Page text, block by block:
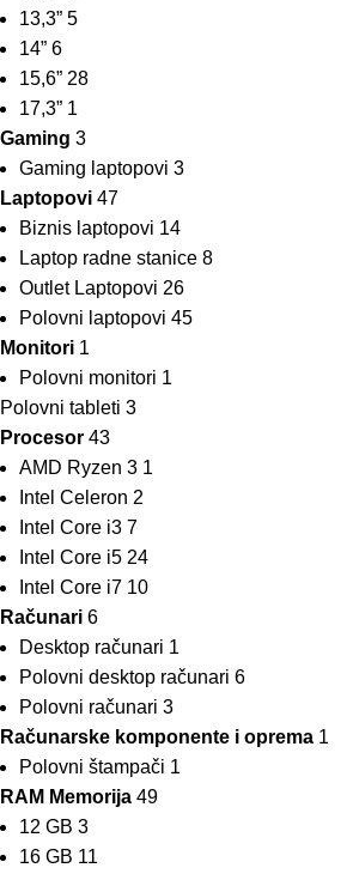
13,3” 5
14” 6
15,6” 28
17,3” 1
Gaming 3
Gaming laptopovi 3
Laptopovi 47
Biznis laptopovi 14
Laptop radne stanice 8
Outlet Laptopovi 26
Polovni laptopovi 45
Monitori 1
Polovni monitori 1
Polovni tableti 3
Procesor 43
AMD Ryzen 3 1
Intel Celeron 2
Intel Core i3 7
Intel Core i5 24
Intel Core i7 10
Računari 6
Desktop računari 1
Polovni desktop računari 6
Polovni računari 3
Računarske komponente i oprema 1
Polovni štampači 1
RAM Memorija 49
12 GB 3
16 GB 11